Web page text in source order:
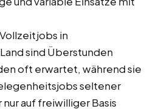
in
sind Überstunden
oft erwartet, während sie
seltener
auf freiwilliger Basis